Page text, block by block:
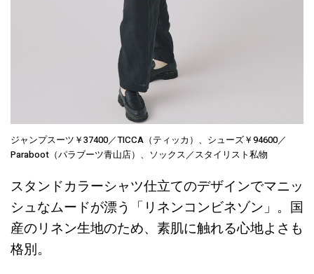
ジャンプスーツ￥37400／TICCA（ティッカ）、シューズ￥94600／
Paraboot（パラブーツ青山店）、ソックス／スタイリスト私物
スタンドカラーシャツ仕立てのデザインでマニッ
シュなムードが漂う「リネンコンビネゾン」。国
産のリネン生地のため、素肌に触れる心地よさも
格別。